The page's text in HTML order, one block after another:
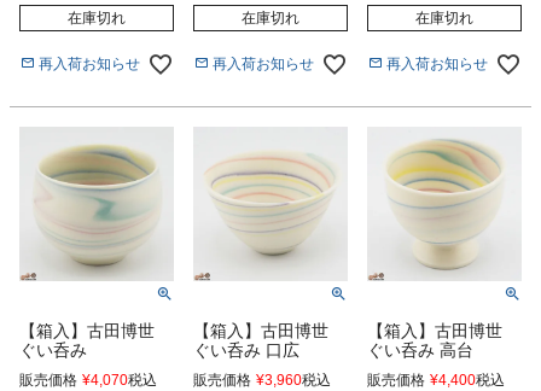
在庫切れ
再入荷お知らせ
在庫切れ
再入荷お知らせ
在庫切れ
再入荷お知らせ
【箱入】古田博世
ぐい呑み
販売価格 ¥4,070税込
【箱入】古田博世
ぐい呑み 口広
販売価格 ¥3,960税込
【箱入】古田博世
ぐい呑み 高台
販売価格 ¥4,400税込